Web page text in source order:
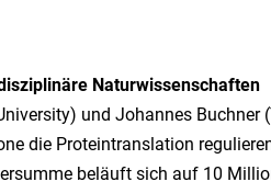
Naturwissenschaften
und Johannes Buchner
die Proteintranslation
beläuft sich auf 10